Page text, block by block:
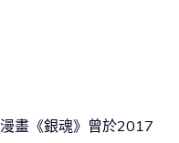
漫畫《銀魂》曾於2017